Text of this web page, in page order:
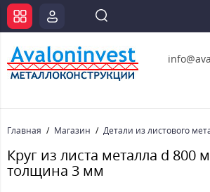
Главная Магазин Детали из листового
Круг из листа металла d 800
толщина 3 мм